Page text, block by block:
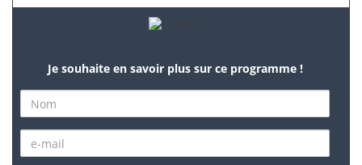
Je souhaite en savoir plus sur ce programme !